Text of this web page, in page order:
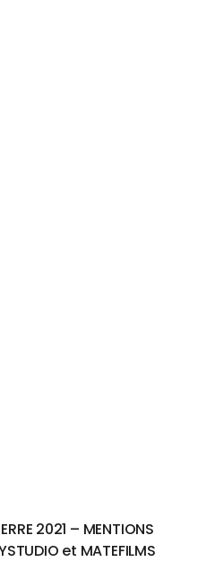
2021 – MENTIONS
et MATEFILMS